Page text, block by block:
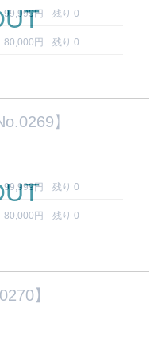
99,999円 残り 0
80,000円 残り 0
】
99,999円 残り 0
80,000円 残り 0
】